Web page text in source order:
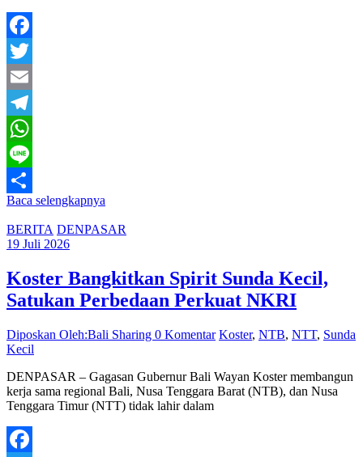
Facebook
Twitter
Email
Telegram
WhatsApp
Line
Share
Baca selengkapnya
BERITA DENPASAR
19 Juli 2026
Koster Bangkitkan Spirit Sunda Kecil,
Satukan Perbedaan Perkuat NKRI
Diposkan Oleh:Bali Sharing 0 Komentar Koster, NTB, NTT, Sunda
Kecil
DENPASAR – Gagasan Gubernur Bali Wayan Koster membangun
kerja sama regional Bali, Nusa Tenggara Barat (NTB), dan Nusa
Tenggara Timur (NTT) tidak lahir dalam